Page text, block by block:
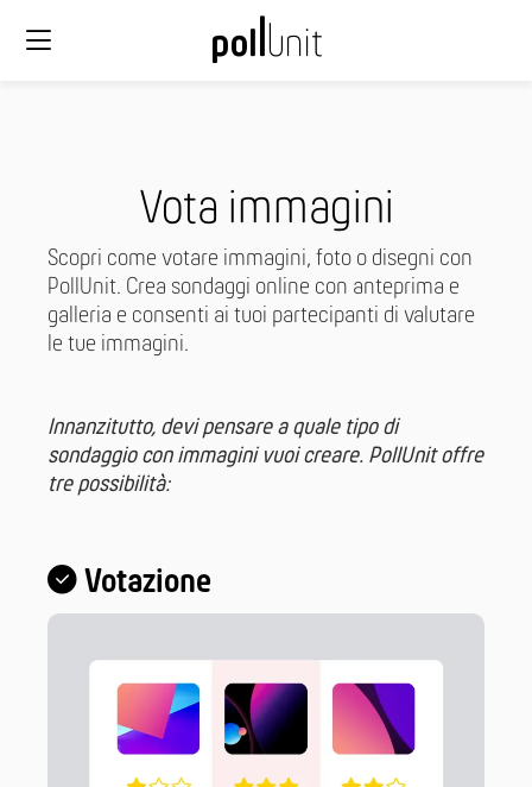
Vota immagini
Scopri come votare immagini, foto o disegni con
PollUnit. Crea sondaggi online con anteprima e
galleria e consenti ai tuoi partecipanti di valutare
le tue immagini.
Innanzitutto, devi pensare a quale tipo di
sondaggio con immagini vuoi creare. PollUnit offre
tre possibilità:
Votazione